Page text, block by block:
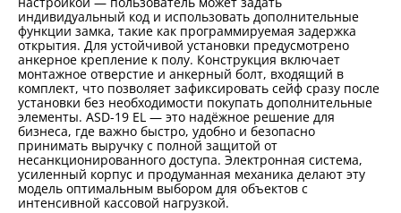
индивидуальный код и использовать дополнительные
функции замка, такие как программируемая задержка
открытия. Для устойчивой установки предусмотрено
анкерное крепление к полу. Конструкция включает
монтажное отверстие и анкерный болт, входящий в
комплект, что позволяет зафиксировать сейф сразу после
установки без необходимости покупать дополнительные
элементы. ASD-19 EL — это надёжное решение для
бизнеса, где важно быстро, удобно и безопасно
принимать выручку с полной защитой от
несанкционированного доступа. Электронная система,
усиленный корпус и продуманная механика делают эту
модель оптимальным выбором для объектов с
интенсивной кассовой нагрузкой.